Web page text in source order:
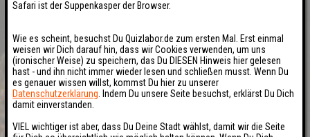
Safari ist der Suppenkasper der Browser.
Wie es scheint, besuchst Du Quizlabor.de zum ersten Mal. Erst einmal
weisen wir Dich darauf hin, dass wir Cookies verwenden, um uns
(ironischer Weise) zu speichern, das Du DIESEN Hinweis hier gelesen
hast - und ihn nicht immer wieder lesen und schließen musst. Wenn Du
es genauer wissen willst, kommst Du hier zu unserer
Datenschutzerklärung . Indem Du unsere Seite besuchst, erklärst Du Dich
damit einverstanden.
VIEL wichtiger ist aber, dass Du Deine Stadt wählst, damit wir die Seite